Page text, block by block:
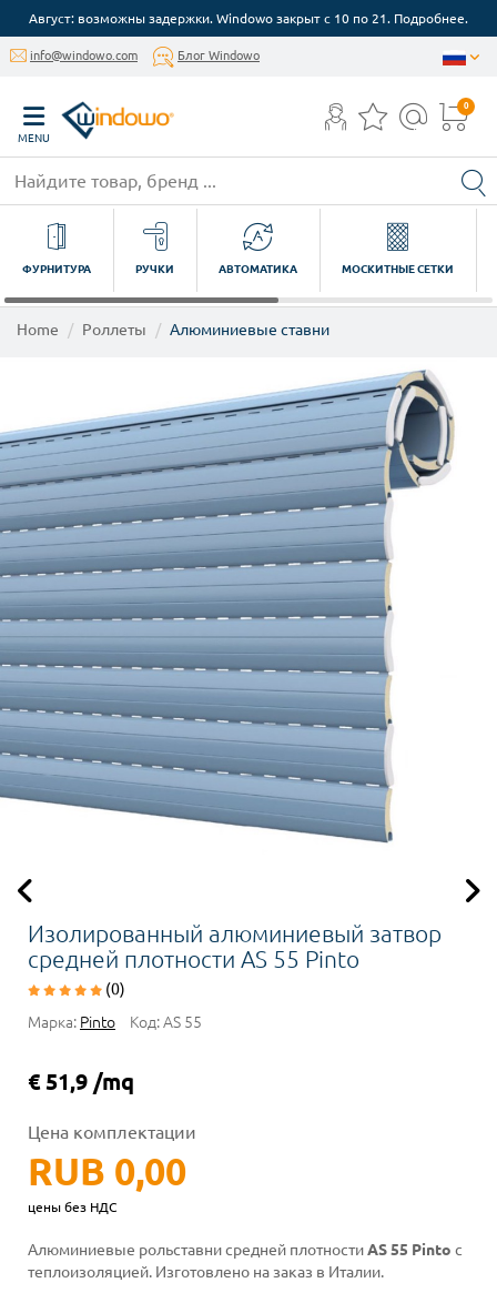
Август: возможны задержки. Windowo закрыт с 10 по 21. Подробнее.
info@windowo.com Блог Windowo
MENU
0
ФУРНИТУРА РУЧКИ АВТОМАТИКА МОСКИТНЫЕ СЕТКИ
Home Роллеты Алюминиевые ставни
Изолированный алюминиевый затвор
средней плотности AS 55 Pinto
(0)
Марка: Pinto Код:AS 55
€ 51,9 /mq
Цена комплектации
RUB 0,00
цены без НДС
Алюминиевые рольставни средней плотностиAS 55 Pinto с
теплоизоляцией. Изготовлено на заказ в Италии.